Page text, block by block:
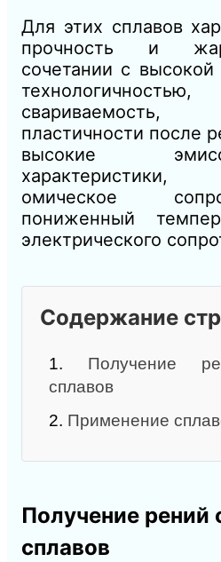
Для этих сплавов
прочность и
сочетании с
пластичности после
высокие
омическое
пониженный
электрического
Содержание
1. Получение
сплавов
2. Применение
Получение
сплавов